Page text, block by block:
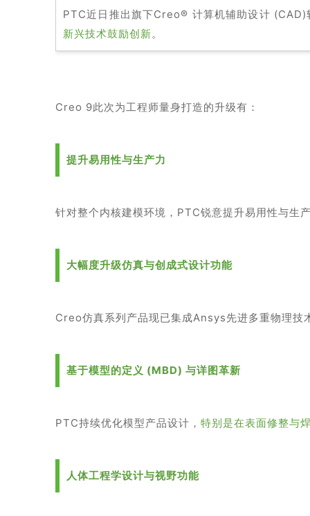
PTC近日推出旗下Creo® 计算机辅助设计
新兴技术鼓励创新。
Creo 9此次为工程师量身打造的升级有：
提升易用性与生产力
针对整个内核建模环境，PTC锐意提升易用性与生
大幅度升级仿真与创成式设计功能
Creo仿真系列产品现已集成Ansys先进多重物理技
基于模型的定义 (MBD) 与详图革新
PTC持续优化模型产品设计， 特别是在表面修整与
人体工程学设计与视野功能